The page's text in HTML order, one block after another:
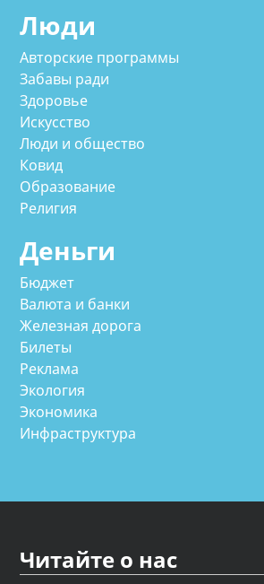
Люди
Авторские программы
Забавы ради
Здоровье
Искусство
Люди и общество
Ковид
Образование
Религия
Деньги
Бюджет
Валюта и банки
Железная дорога
Билеты
Реклама
Экология
Экономика
Инфраструктура
Читайте о нас